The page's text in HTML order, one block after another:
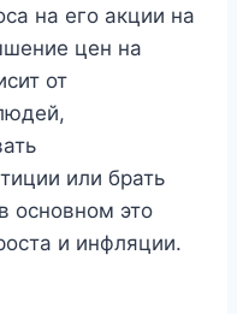
на его акции на
цен на
от
или брать
основном это
и инфляции.